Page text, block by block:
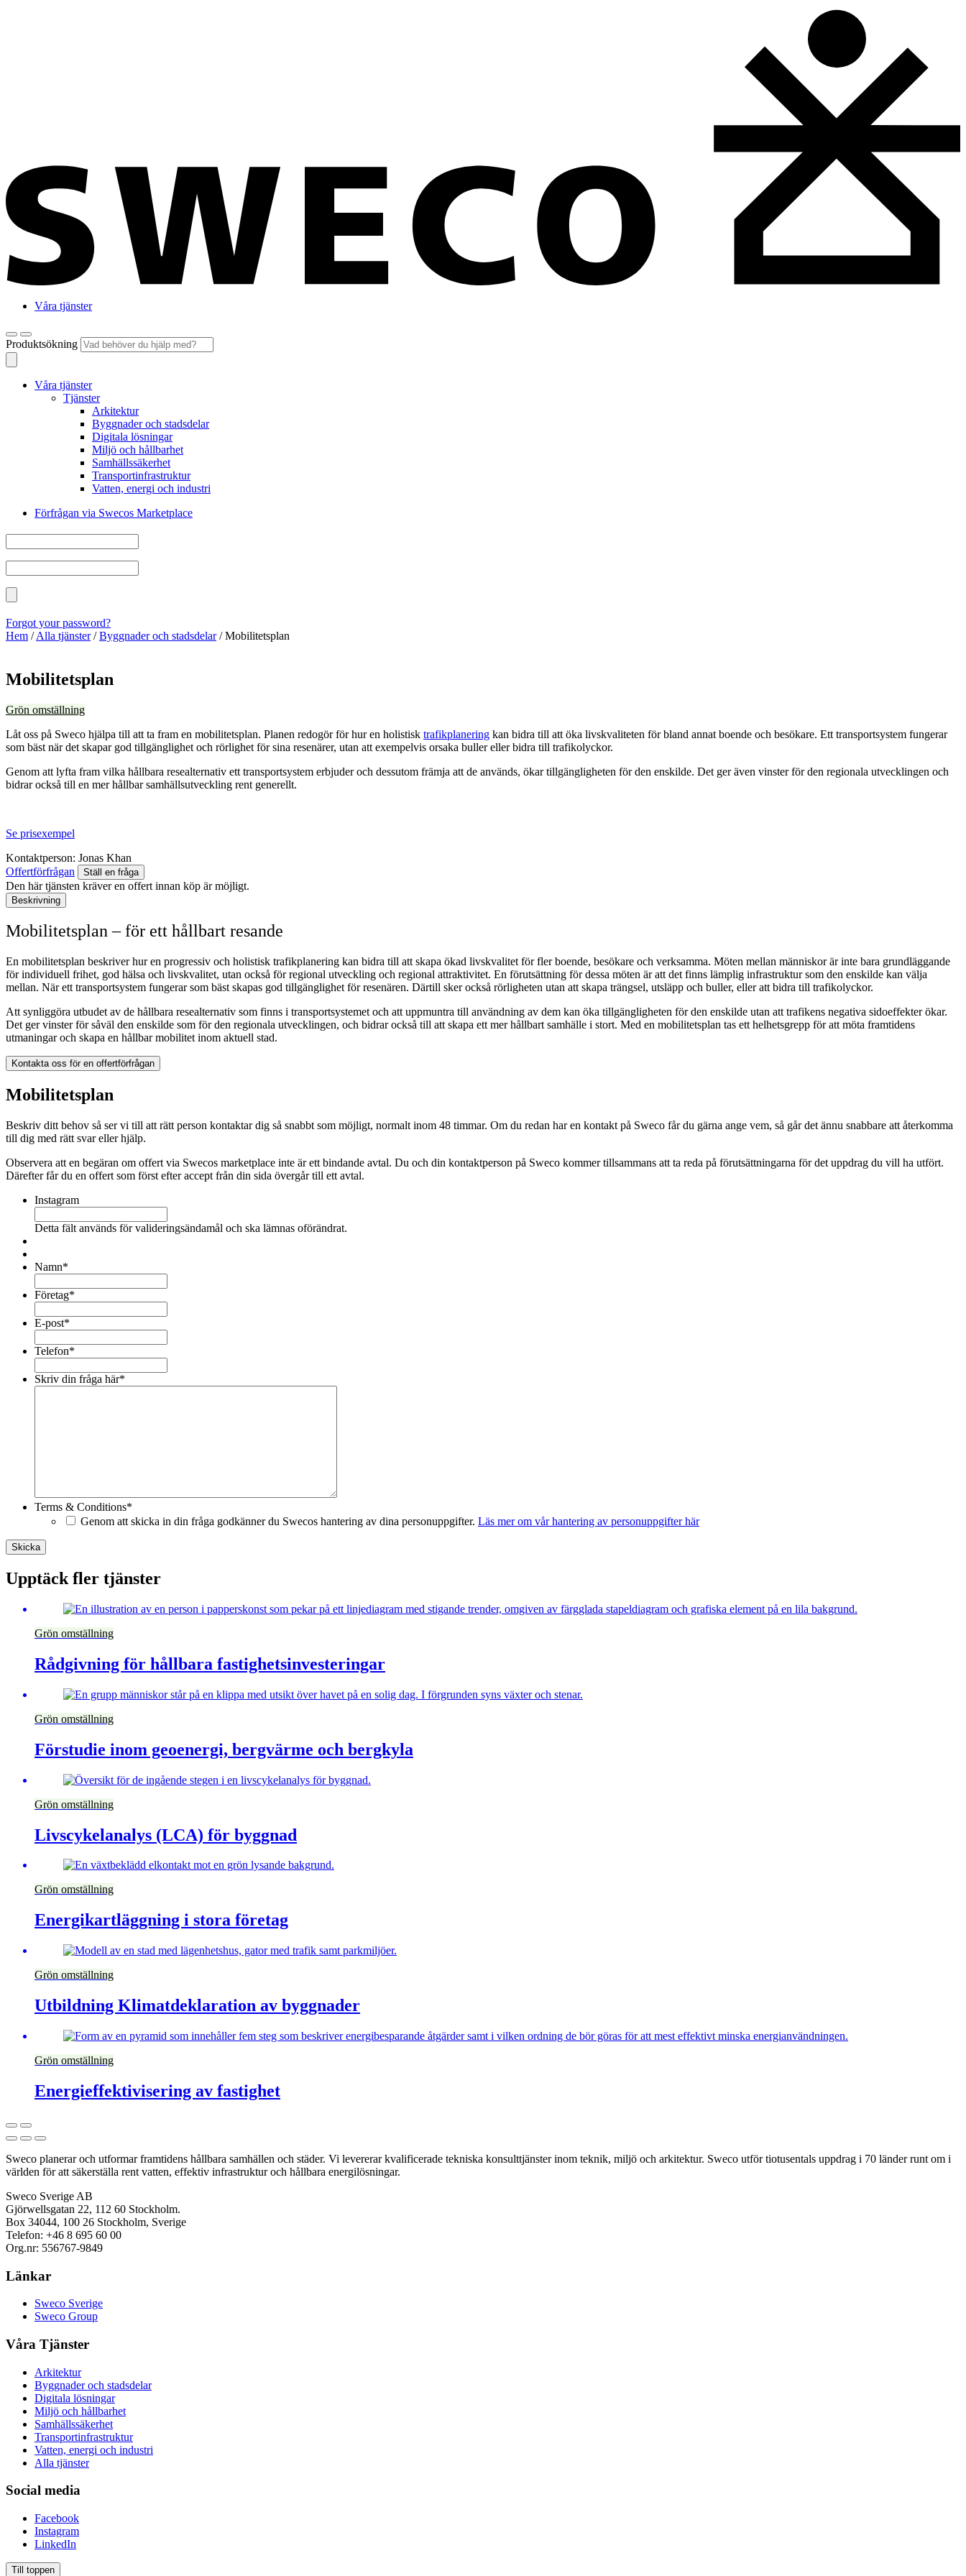
Våra tjänster
Produktsökning
Våra tjänster
Tjänster
Arkitektur
Byggnader och stadsdelar
Digitala lösningar
Miljö och hållbarhet
Samhällssäkerhet
Transportinfrastruktur
Vatten, energi och industri
Förfrågan via Swecos Marketplace
Forgot your password?
Hem /Alla tjänster/Byggnader och stadsdelar/Mobilitetsplan
Mobilitetsplan
Grön omställning
Låt oss på Sweco hjälpa till att ta fram en mobilitetsplan. Planen redogör för hur en holistisk trafikplanering kan bidra till att öka livskvaliteten för bland annat boende och besökare. Ett transportsystem fungerar
som bäst när det skapar god tillgänglighet och rörlighet för sina resenärer, utan att exempelvis orsaka buller eller bidra till trafikolyckor.
Genom att lyfta fram vilka hållbara resealternativ ett transportsystem erbjuder och dessutom främja att de används, ökar tillgängligheten för den enskilde. Det ger även vinster för den regionala utvecklingen och
bidrar också till en mer hållbar samhällsutveckling rent generellt.
Se prisexempel
Kontaktperson: Jonas Khan
Offertförfrågan
Ställ en fråga
Den här tjänsten kräver en offert innan köp är möjligt.
Beskrivning
Mobilitetsplan – för ett hållbart resande
En mobilitetsplan beskriver hur en progressiv och holistisk trafikplanering kan bidra till att skapa ökad livskvalitet för fler boende, besökare och verksamma. Möten mellan människor är inte bara grundläggande
för individuell frihet, god hälsa och livskvalitet, utan också för regional utveckling och regional attraktivitet. En förutsättning för dessa möten är att det finns lämplig infrastruktur som den enskilde kan välja
mellan. När ett transportsystem fungerar som bäst skapas god tillgänglighet för resenären. Därtill sker också rörligheten utan att skapa trängsel, utsläpp och buller, eller att bidra till trafikolyckor.
Att synliggöra utbudet av de hållbara resealternativ som finns i transportsystemet och att uppmuntra till användning av dem kan öka tillgängligheten för den enskilde utan att trafikens negativa sidoeffekter ökar.
Det ger vinster för såväl den enskilde som för den regionala utvecklingen, och bidrar också till att skapa ett mer hållbart samhälle i stort. Med en mobilitetsplan tas ett helhetsgrepp för att möta framtidens
utmaningar och skapa en hållbar mobilitet inom aktuell stad.
Kontakta oss för en offertförfrågan
Mobilitetsplan
Beskriv ditt behov så ser vi till att rätt person kontaktar dig så snabbt som möjligt, normalt inom 48 timmar. Om du redan har en kontakt på Sweco får du gärna ange vem, så går det ännu snabbare att återkomma
till dig med rätt svar eller hjälp.
Observera att en begäran om offert via Swecos marketplace inte är ett bindande avtal. Du och din kontaktperson på Sweco kommer tillsammans att ta reda på förutsättningarna för det uppdrag du vill ha utfört.
Därefter får du en offert som först efter accept från din sida övergår till ett avtal.
Instagram
Detta fält används för valideringsändamål och ska lämnas oförändrat.
Namn*
Företag*
E-post*
Telefon*
Skriv din fråga här*
Terms & Conditions*
Genom att skicka in din fråga godkänner du Swecos hantering av dina personuppgifter. Läs mer om vår hantering av personuppgifter här
Skicka
Upptäck fler tjänster
Grön omställning
Rådgivning för hållbara fastighetsinvesteringar
Grön omställning
Förstudie inom geoenergi, bergvärme och bergkyla
Grön omställning
Livscykelanalys (LCA) för byggnad
Grön omställning
Energikartläggning i stora företag
Grön omställning
Utbildning Klimatdeklaration av byggnader
Grön omställning
Energieffektivisering av fastighet
Sweco planerar och utformar framtidens hållbara samhällen och städer. Vi levererar kvalificerade tekniska konsulttjänster inom teknik, miljö och arkitektur. Sweco utför tiotusentals uppdrag i 70 länder runt om i
världen för att säkerställa rent vatten, effektiv infrastruktur och hållbara energilösningar.
Sweco Sverige AB
Gjörwellsgatan 22, 112 60 Stockholm.
Box 34044, 100 26 Stockholm, Sverige
Telefon: +46 8 695 60 00
Org.nr: 556767-9849
Länkar
Sweco Sverige
Sweco Group
Våra Tjänster
Arkitektur
Byggnader och stadsdelar
Digitala lösningar
Miljö och hållbarhet
Samhällssäkerhet
Transportinfrastruktur
Vatten, energi och industri
Alla tjänster
Social media
Facebook
Instagram
LinkedIn
Till toppen